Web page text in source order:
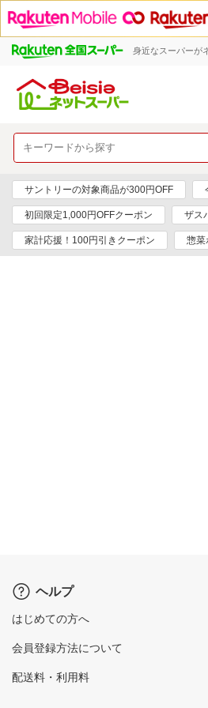
身近なスーパーが
サントリーの対象商品が300円OFF
初回限定1,000円OFFクーポン ザス
家計応援！100円引きクーポン 惣菜
ヘルプ
はじめての方へ
会員登録方法について
配送料・利用料